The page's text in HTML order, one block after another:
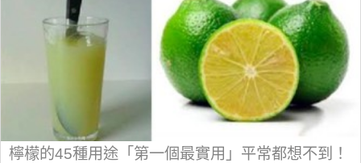
檸檬的45種用途「第一個最實用」平常都想不到！